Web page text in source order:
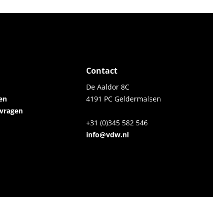
Contact
De Aaldor 8C
4191 PC Geldermalsen
+31 (0)345 582 546
info@vdw.nl